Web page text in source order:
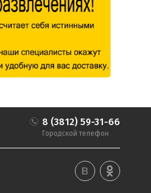
8 (3812) 59-31-66
Городской телефон